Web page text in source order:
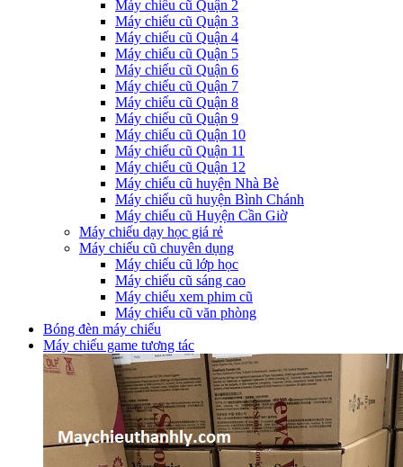
Máy chiếu cũ Quận 2
Máy chiếu cũ Quận 3
Máy chiếu cũ Quận 4
Máy chiếu cũ Quận 5
Máy chiếu cũ Quận 6
Máy chiếu cũ Quận 7
Máy chiếu cũ Quận 8
Máy chiếu cũ Quận 9
Máy chiếu cũ Quận 10
Máy chiếu cũ Quận 11
Máy chiếu cũ Quận 12
Máy chiếu cũ huyện Nhà Bè
Máy chiếu cũ huyện Bình Chánh
Máy chiếu cũ Huyện Cần Giờ
Máy chiếu dạy học giá rẻ
Máy chiếu cũ chuyên dụng
Máy chiếu cũ lớp học
Máy chiếu cũ sáng cao
Máy chiếu xem phim cũ
Máy chiếu cũ văn phòng
Bóng đèn máy chiếu
Máy chiếu game tương tác